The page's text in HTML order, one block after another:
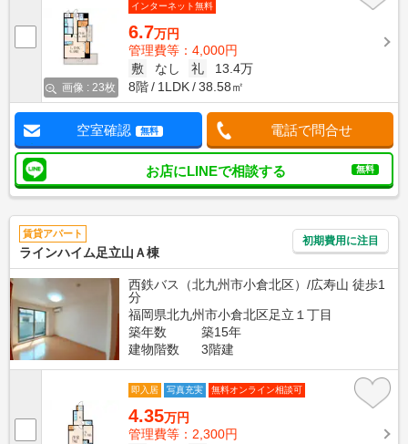
画像 : 23枚
インターネット無料
6.7万円
管理費等：4,000円
敷
なし 礼
13.4万
8階
1LDK 38.58㎡
空室確認 無料 電話で問合せ
お店にLINEで相談する 無料
賃貸アパート
ラインハイム足立山Ａ棟
初期費用に注目
西鉄バス（北九州市小倉北区）/広寿山 徒歩1
分
福岡県北九州市小倉北区足立１丁目
築年数
築15年
建物階数
3階建
即入居 写真充実 無料オンライン相談可
4.35万円
管理費等：2,300円